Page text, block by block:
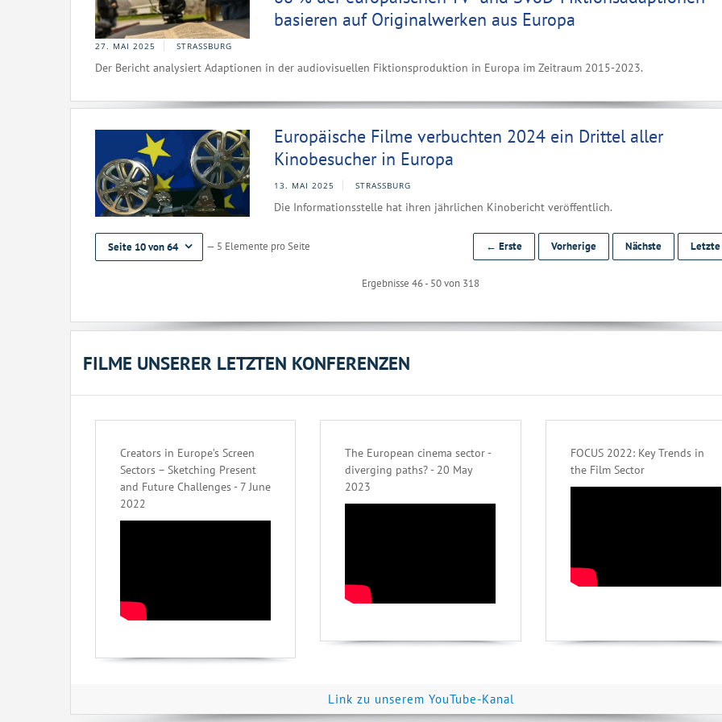
basieren auf Originalwerken aus Europa
27. MAI 2025 STRASSBURG
Der Bericht analysiert Adaptionen in der audiovisuellen Fiktionsproduktion in Europa im Zeitraum 2015-2023.
Europäische Filme verbuchten 2024 ein Drittel aller
Kinobesucher in Europa
13. MAI 2025 STRASSBURG
Die Informationsstelle hat ihren jährlichen Kinobericht veröffentlich.
Seite 10 von 64 — 5 Elemente pro Seite
Ergebnisse 46 - 50 von 318
← Erste Vorherige Nächste
FILME UNSERER LETZTEN KONFERENZEN
Creators in Europe’s Screen
Sectors – Sketching Present
and Future Challenges - 7 June
2022
The European cinema sector -
diverging paths? - 20 May
2023
FOCUS 2022: Key Trends in
the Film Sector
Link zu unserem YouTube-Kanal